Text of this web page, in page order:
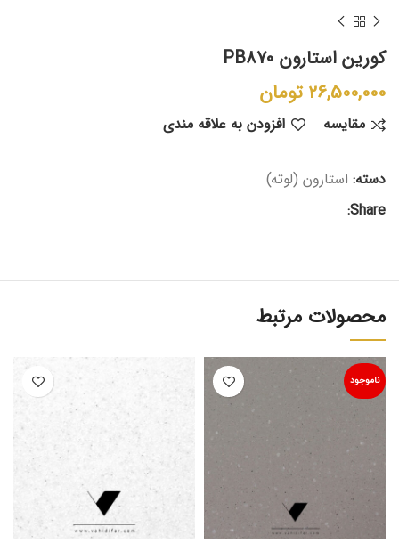
کورین استارون PB870
26,500,000 تومان
مقایسه افزودن به علاقه مندی
دسته: استارون (لوته)
Share:
محصولات مرتبط
ناموجود